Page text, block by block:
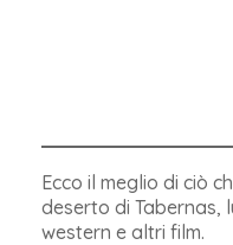
Ecco il meglio di ciò
deserto di Tabernas,
western e altri film.